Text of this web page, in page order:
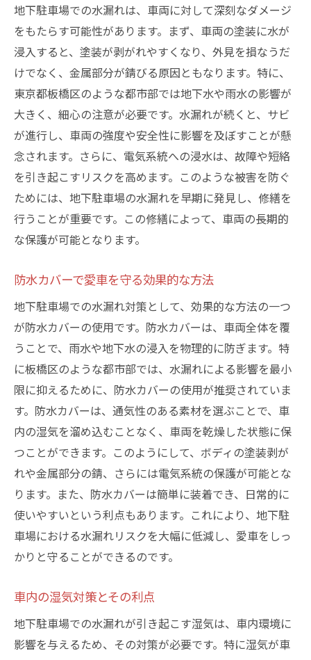
地下駐車場での水漏れは、車両に対して深刻なダメージ
をもたらす可能性があります。まず、車両の塗装に水が
浸入すると、塗装が剥がれやすくなり、外見を損なうだ
けでなく、金属部分が錆びる原因ともなります。特に、
東京都板橋区のような都市部では地下水や雨水の影響が
大きく、細心の注意が必要です。水漏れが続くと、サビ
が進行し、車両の強度や安全性に影響を及ぼすことが懸
念されます。さらに、電気系統への浸水は、故障や短絡
を引き起こすリスクを高めます。このような被害を防ぐ
ためには、地下駐車場の水漏れを早期に発見し、修繕を
行うことが重要です。この修繕によって、車両の長期的
な保護が可能となります。
防水カバーで愛車を守る効果的な方法
地下駐車場での水漏れ対策として、効果的な方法の一つ
が防水カバーの使用です。防水カバーは、車両全体を覆
うことで、雨水や地下水の浸入を物理的に防ぎます。特
に板橋区のような都市部では、水漏れによる影響を最小
限に抑えるために、防水カバーの使用が推奨されていま
す。防水カバーは、通気性のある素材を選ぶことで、車
内の湿気を溜め込むことなく、車両を乾燥した状態に保
つことができます。このようにして、ボディの塗装剥が
れや金属部分の錆、さらには電気系統の保護が可能とな
ります。また、防水カバーは簡単に装着でき、日常的に
使いやすいという利点もあります。これにより、地下駐
車場における水漏れリスクを大幅に低減し、愛車をしっ
かりと守ることができるのです。
車内の湿気対策とその利点
地下駐車場での水漏れが引き起こす湿気は、車内環境に
影響を与えるため、その対策が必要です。特に湿気が車